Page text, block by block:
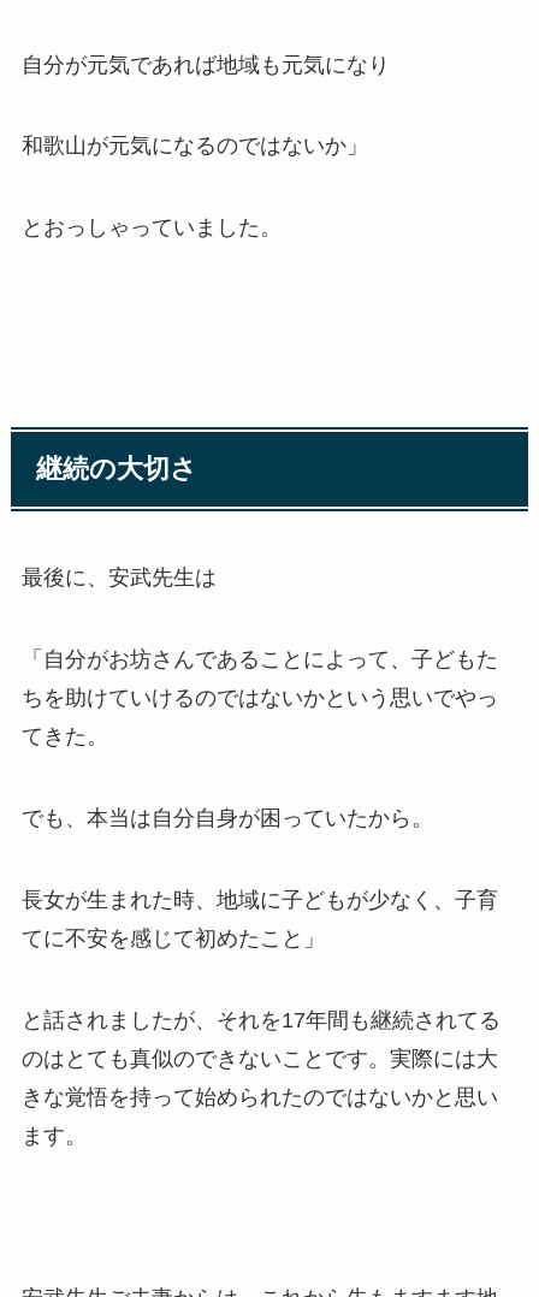
自分が元気であれば地域も元気になり
和歌山が元気になるのではないか」
とおっしゃっていました。
継続の大切さ
最後に、安武先生は
「自分がお坊さんであることによって、子どもた
ちを助けていけるのではないかという思いでやっ
てきた。
でも、本当は自分自身が困っていたから。
長女が生まれた時、地域に子どもが少なく、子育
てに不安を感じて初めたこと」
と話されましたが、それを17年間も継続されてる
のはとても真似のできないことです。実際には大
きな覚悟を持って始められたのではないかと思い
ます。